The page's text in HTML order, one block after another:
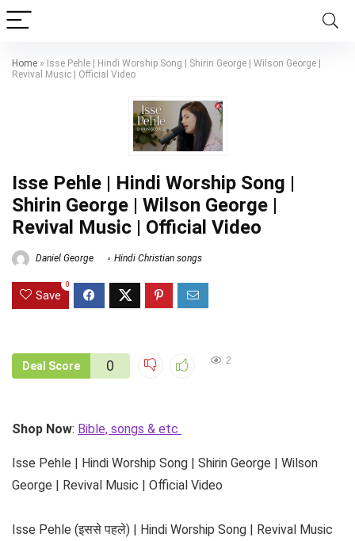
Home » Isse Pehle | Hindi Worship Song | Shirin George | Wilson George |
Revival Music | Official Video
Isse Pehle | Hindi Worship Song |
Shirin George | Wilson George |
Revival Music | Official Video
Daniel George Hindi Christian songs
Save
0
Deal Score 0 2
Shop Now: Bible, songs & etc
Isse Pehle | Hindi Worship Song | Shirin George | Wilson
George | Revival Music | Official Video
Isse Pehle (इससे पहले) | Hindi Worship Song | Revival Music